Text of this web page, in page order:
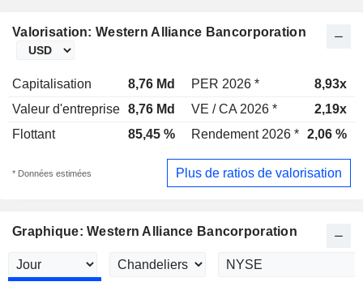
Valorisation: Western Alliance Bancorporation
Capitalisation 8,76 Md PER 2026 *
8,93x
Valeur d'entreprise 8,76 Md VE / CA 2026 *
2,19x
Flottant
85,45 % Rendement 2026 * 2,06 %
* Données estimées Plus de ratios de valorisation
Graphique: Western Alliance Bancorporation